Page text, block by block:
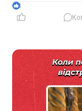
підставі яких
варто
3